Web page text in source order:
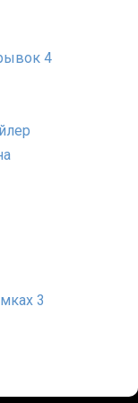
4
3